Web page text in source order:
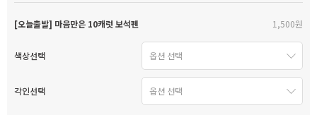
[오늘출발] 마음만은 10캐럿 보석펜 1,500원
색상선택
각인선택